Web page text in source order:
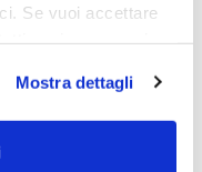
Se vuoi accettare
di più clicca
permetti l'utilizzo
Mostra dettagli